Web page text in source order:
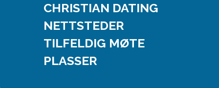
CHRISTIAN DATING
NETTSTEDER
TILFELDIG MØTE
PLASSER